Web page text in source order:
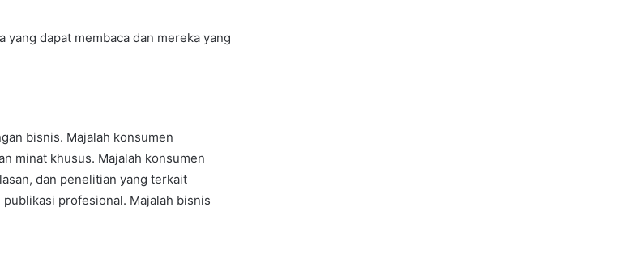
yang dapat membaca dan mereka yang
bisnis. Majalah konsumen
minat khusus. Majalah konsumen
dan penelitian yang terkait
profesional. Majalah bisnis